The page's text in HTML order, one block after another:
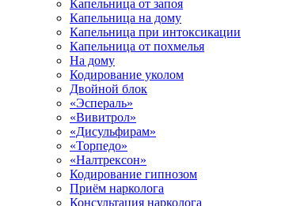
Капельница от запоя
Капельница на дому
Капельница при интоксикации
Капельница от похмелья
На дому
Кодирование уколом
Двойной блок
«Эспераль»
«Вивитрол»
«Дисульфирам»
«Торпедо»
«Налтрексон»
Кодирование гипнозом
Приём нарколога
Консультация нарколога